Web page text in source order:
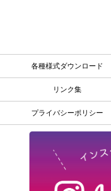
各種様式ダウンロード
リンク集
プライバシーポリシー